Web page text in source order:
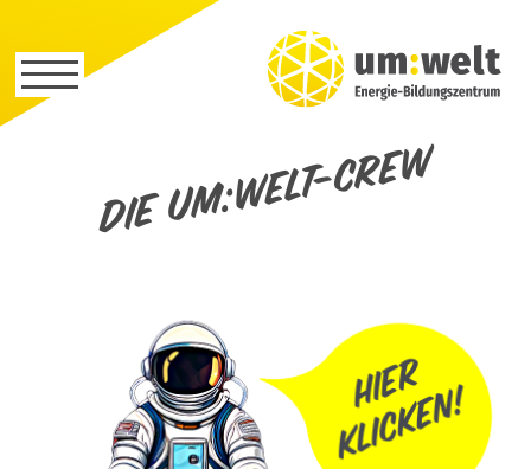
Die um:welt-Crew